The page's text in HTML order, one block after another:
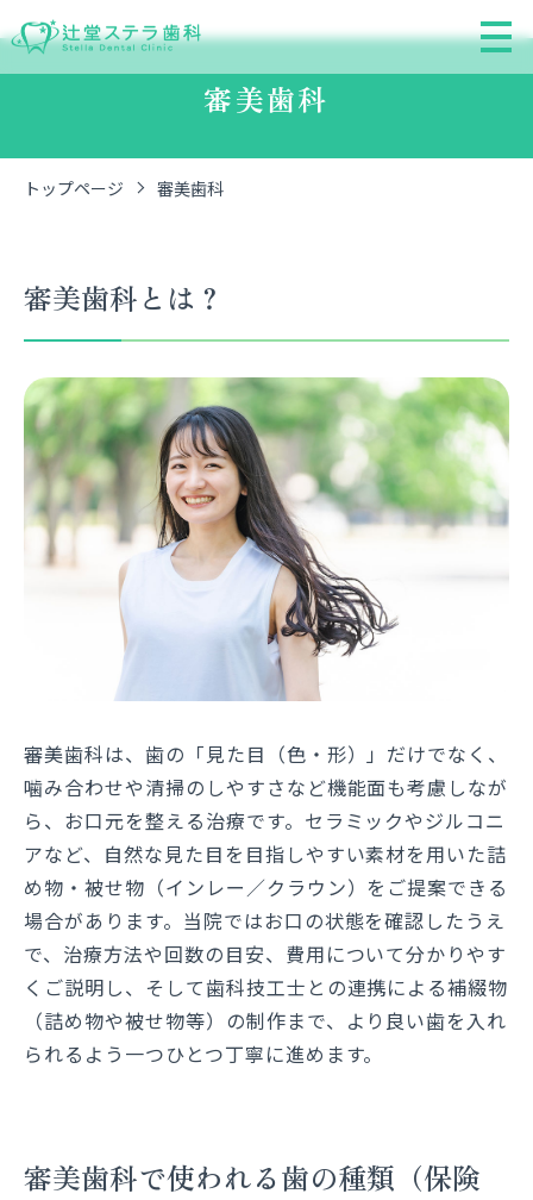
審美歯科
トップページ 審美歯科
審美歯科とは？
審美歯科は、歯の「見た目（色・形）」だけでなく、
噛み合わせや清掃のしやすさなど機能面も考慮しなが
ら、お口元を整える治療です。セラミックやジルコニ
アなど、自然な見た目を目指しやすい素材を用いた詰
め物・被せ物（インレー／クラウン）をご提案できる
場合があります。当院ではお口の状態を確認したうえ
で、治療方法や回数の目安、費用について分かりやす
くご説明し、そして歯科技工士との連携による補綴物
（詰め物や被せ物等）の制作まで、より良い歯を入れ
られるよう一つひとつ丁寧に進めます。
審美歯科で使われる歯の種類（保険